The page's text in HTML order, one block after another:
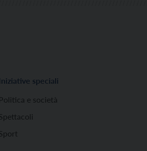
Iniziative speciali
Politica e società